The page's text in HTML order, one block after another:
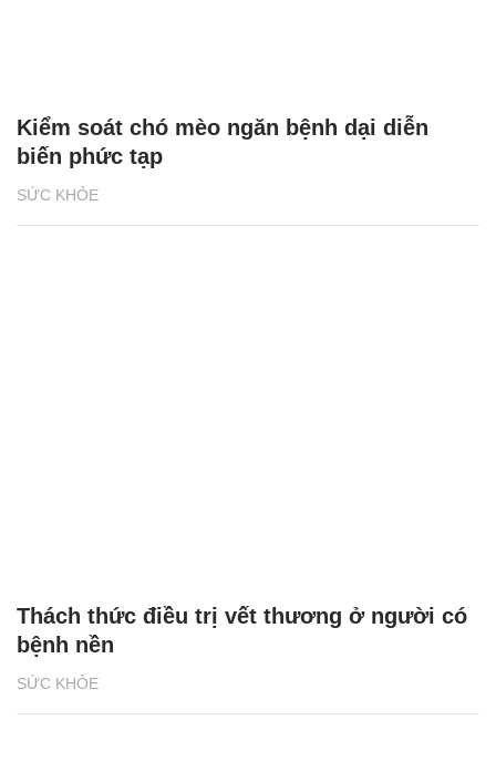
SỨC KHỎE
Kiểm soát chó mèo ngăn bệnh dại diễn
biến phức tạp
SỨC KHỎE
Thách thức điều trị vết thương ở người có
bệnh nền